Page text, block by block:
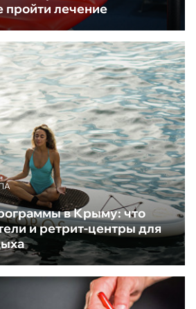
пройти лечение
в Крыму: что
и ретрит-центры для